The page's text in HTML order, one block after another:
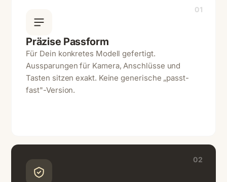
01
Präzise Passform
Für Dein konkretes Modell gefertigt.
Aussparungen für Kamera, Anschlüsse und
Tasten sitzen exakt. Keine generische „passt-
fast"-Version.
02